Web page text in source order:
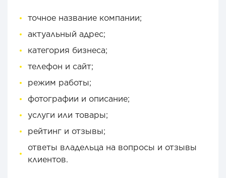
точное название компании;
актуальный адрес;
категория бизнеса;
телефон и сайт;
режим работы;
фотографии и описание;
услуги или товары;
рейтинг и отзывы;
ответы владельца на вопросы и отзывы
клиентов.